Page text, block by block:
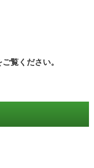
覧ください。